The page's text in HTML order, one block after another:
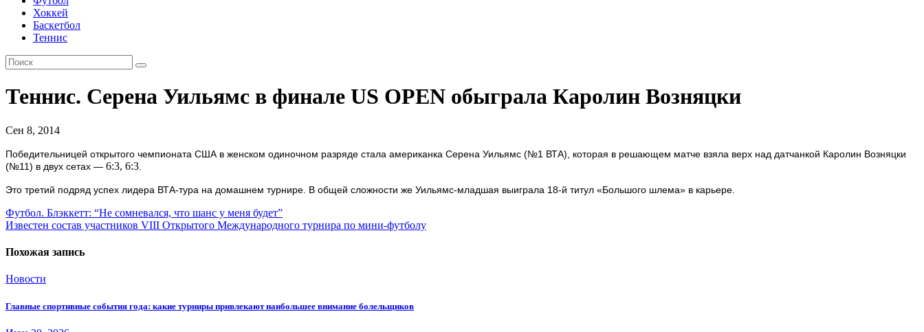
Хоккей
Баскетбол
Теннис
Теннис. Серена Уильямс в финале US OPEN обыграла Каролин Возняцки
Сен 8, 2014
Победительницей открытого чемпионата США в женском одиночном разряде стала американка Серена Уильямс (№1 ВТА), которая в решающем матче взяла верх над датчанкой Каролин Возняцки
(№11) в двух сетах — 6:3, 6:3
Это третий подряд успех лидера ВТА-тура на домашнем турнире. В общей сложности же Уильямс-младшая выиграла 18-й титул «Большого шлема» в карьере.
Навигация
по
записям
Футбол. Блэккетт: “Не сомневался, что шанс у меня будет”
Известен состав участников VIII Открытого Международного турнира по мини-футболу
Похожая запись
Новости
Главные спортивные события года: какие турниры привлекают наибольшее внимание болельщиков